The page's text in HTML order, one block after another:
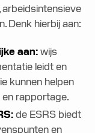
Denk hierbij aan:
aan:wijs
leidt en
kunnen helpen
rapportage.
de ESRS biedt
en